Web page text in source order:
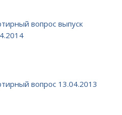
вопрос выпуск
вопрос 13.04.2013